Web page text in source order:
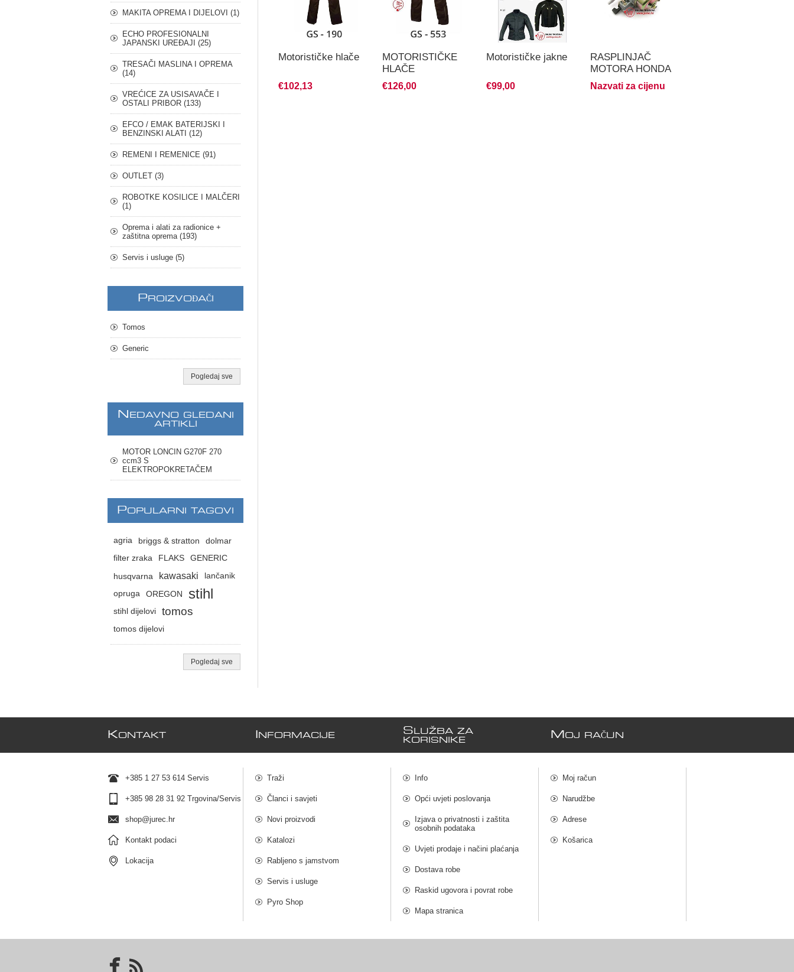
Zaštitni pojasevi za
motoriste
AUSPUH BRIGGS &
STRATTON
€23,28
Motorističke hlače
€102,13
MOTORISTIČKE
HLAČE
€126,00
Motorističke jakne
€99,00
RASPLINJAČ
MOTORA HONDA
GX270,LONCIN,OHV
MOTORI
Nazvati za cijenu
MAKITA OPREMA I DIJELOVI (1)
ECHO PROFESIONALNI
JAPANSKI UREĐAJI (25)
TRESAČI MASLINA I OPREMA
(14)
VREĆICE ZA USISAVAČE I
OSTALI PRIBOR (133)
EFCO / EMAK BATERIJSKI I
BENZINSKI ALATI (12)
REMENI I REMENICE (91)
OUTLET (3)
ROBOTKE KOSILICE I MALČERI
(1)
Oprema i alati za radionice +
zaštitna oprema (193)
Servis i usluge (5)
PROIZVOĐAČI
Tomos
Generic
Pogledaj sve
N EDAVNO GLEDANI
ARTIKLI
MOTOR LONCIN G270F 270
ccm3 S
ELEKTROPOKRETAČEM
POPULARNI TAGOVI
agria briggs & stratton dolmar
filter zraka FLAKS GENERIC
husqvarna kawasaki
lančanik
opruga
OREGON stihl
stihl dijelovi tomos
tomos dijelovi
Pogledaj sve
KONTAKT
+385 1 27 53 614 Servis
+385 98 28 31 92 Trgovina/Servis
shop@jurec.hr
Kontakt podaci
Lokacija
NFORMACIJE
Traži
Članci i savjeti
Novi proizvodi
Katalozi
Rabljeno s jamstvom
Servis i usluge
Pyro Shop
S LUŽBA ZA
KORISNIKE
Info
Opći uvjeti poslovanja
Izjava o privatnosti i zaštita
osobnih podataka
Uvjeti prodaje i načini plaćanja
Dostava robe
Raskid ugovora i povrat robe
Mapa stranica
M OJ RAČUN
Moj račun
Narudžbe
Adrese
Košarica